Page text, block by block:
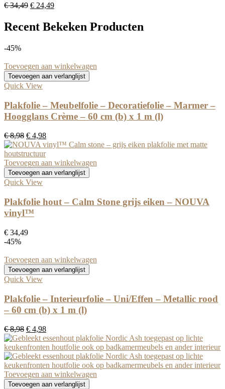
€34,49 Oorspronkelijke
was:
€ 34,49.
€ 24,49Huidige
is:
€ 24,49.
Recent Bekeken Producten
-45%
Toevoegen aan winkelwagen
Toevoegen aan verlanglijst
Quick View
Plakfolie – Meubelfolie – Decoratiefolie – Marmer –
Hoogglans Crème – 60 cm (b) x 1 m (l)
€8,98 Oorspronkelijke
prijs
was:
€ 8,98.
€ 4,98Huidige
prijs
is:
€ 4,98.
Toevoegen aan winkelwagen
Toevoegen aan verlanglijst
Quick View
Plakfolie hout – Calm Stone grijs eiken – NOUVA
vinyl™
€ 34,49
-45%
Toevoegen aan winkelwagen
Toevoegen aan verlanglijst
Quick View
Plakfolie – Interieurfolie – Uni/Effen – Metallic rood
– 60 cm (b) x 1 m (l)
€8,98 Oorspronkelijke
prijs
was:
€ 8,98.
€ 4,98Huidige
prijs
is:
€ 4,98.
Toevoegen aan winkelwagen
Toevoegen aan verlanglijst